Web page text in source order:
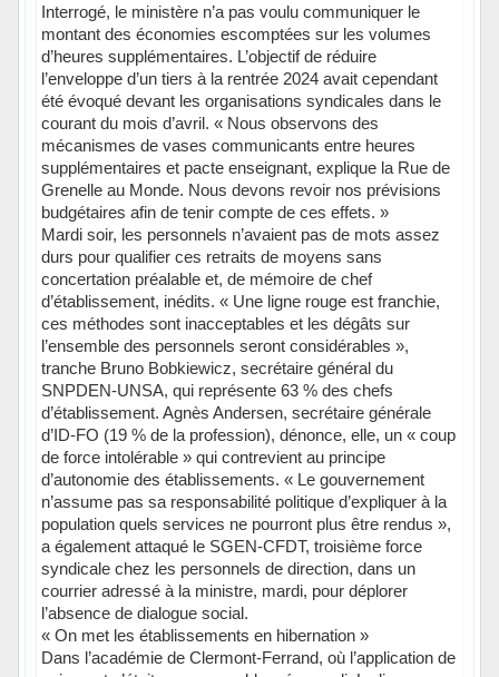
Interrogé, le ministère n’a pas voulu communiquer le
montant des économies escomptées sur les volumes
d’heures supplémentaires. L’objectif de réduire
l’enveloppe d’un tiers à la rentrée 2024 avait cependant
été évoqué devant les organisations syndicales dans le
courant du mois d’avril. « Nous observons des
mécanismes de vases communicants entre heures
supplémentaires et pacte enseignant, explique la Rue de
Grenelle au Monde. Nous devons revoir nos prévisions
budgétaires afin de tenir compte de ces effets. »
Mardi soir, les personnels n’avaient pas de mots assez
durs pour qualifier ces retraits de moyens sans
concertation préalable et, de mémoire de chef
d’établissement, inédits. « Une ligne rouge est franchie,
ces méthodes sont inacceptables et les dégâts sur
l’ensemble des personnels seront considérables »,
tranche Bruno Bobkiewicz, secrétaire général du
SNPDEN-UNSA, qui représente 63 % des chefs
d’établissement. Agnès Andersen, secrétaire générale
d’ID-FO (19 % de la profession), dénonce, elle, un « coup
de force intolérable » qui contrevient au principe
d’autonomie des établissements. « Le gouvernement
n’assume pas sa responsabilité politique d’expliquer à la
population quels services ne pourront plus être rendus »,
a également attaqué le SGEN-CFDT, troisième force
syndicale chez les personnels de direction, dans un
courrier adressé à la ministre, mardi, pour déplorer
l’absence de dialogue social.
« On met les établissements en hibernation »
Dans l’académie de Clermont-Ferrand, où l’application de